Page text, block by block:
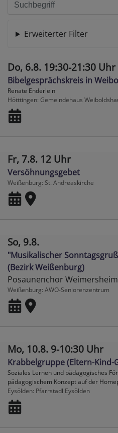
Erweiterter Filter
Do, 6.8. 19:30-21:30 Uhr
Bibelgesprächskreis in
Renate Enderlein
Hötttingen Gemeindehaus
Fr, 7.8. 12 Uhr
Versöhnungsgebet
Weißenburg St. Andreaskirche
So, 9.8.
"Musikalischer
(Bezirk Weißenburg)
Posaunenchor Weimersheim
Weißenburg AWO-Seniorenzentrum
Mo, 10.8. 9-10:30 Uhr
Krabbelgruppe (Eltern-Kind-
Soziales Lernen und pädagogisches
pädagogischem Konzept auf der
Eysölden Pfarrstadl Eysölden